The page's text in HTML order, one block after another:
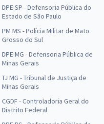
DPE SP - Defensoria Pública do
Estado de São Paulo
PM MS - Polícia Militar de Mato
Grosso do Sul
DPE MG - Defensoria Pública de
Minas Gerais
TJ MG - Tribunal de Justiça de
Minas Gerais
CGDF - Controladoria Geral do
Distrito Federal